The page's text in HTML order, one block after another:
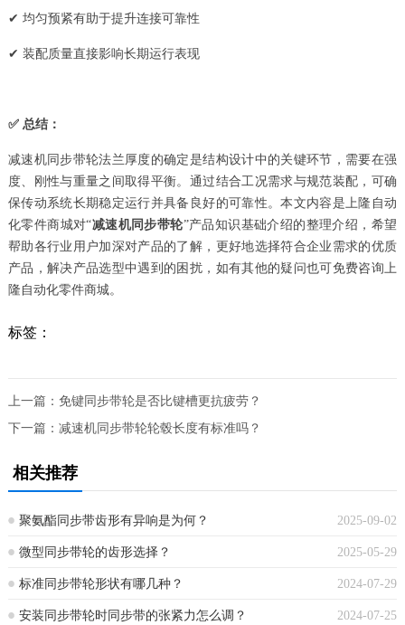
✔ 均匀预紧有助于提升连接可靠性
✔ 装配质量直接影响长期运行表现
✅ 总结：
减速机同步带轮法兰厚度的确定是结构设计中的关键环节，需要在强
度、刚性与重量之间取得平衡。通过结合工况需求与规范装配，可确
保传动系统长期稳定运行并具备良好的可靠性。本文内容是上隆自动
化零件商城对“减速机同步带轮”产品知识基础介绍的整理介绍，希望
帮助各行业用户加深对产品的了解，更好地选择符合企业需求的优质
产品，解决产品选型中遇到的困扰，如有其他的疑问也可免费咨询上
隆自动化零件商城。
标签：
上一篇： 免键同步带轮是否比键槽更抗疲劳？
下一篇： 减速机同步带轮轮毂长度有标准吗？
相关推荐
2025-09-02
聚氨酯同步带齿形有异响是为何？
2025-05-29
微型同步带轮的齿形选择？
2024-07-29
标准同步带轮形状有哪几种？
2024-07-25
安装同步带轮时同步带的张紧力怎么调？